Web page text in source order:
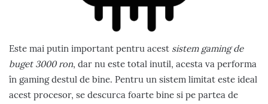
Este mai putin important pentru acest sistem gaming de
buget 3000 ron, dar nu este total inutil, acesta va performa
în gaming destul de bine. Pentru un sistem limitat este ideal
acest procesor, se descurca foarte bine si pe partea de